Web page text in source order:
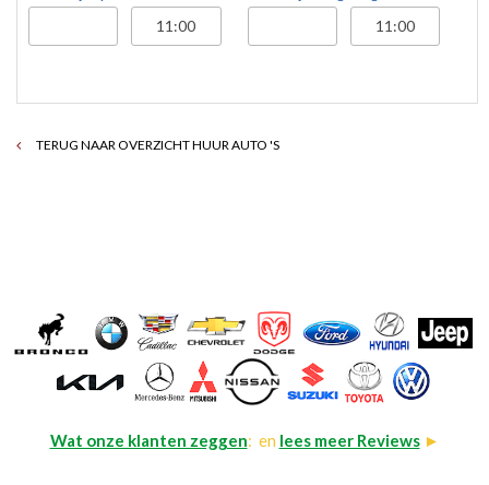
TERUG NAAR OVERZICHT HUUR AUTO 'S
Wat onze klanten zeggen: en lees meer Reviews►